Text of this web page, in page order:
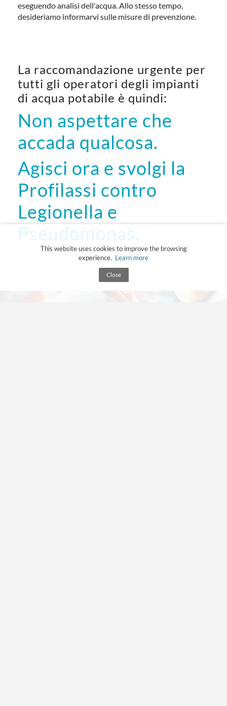
eseguendo analisi dell'acqua. Allo stesso tempo,
desideriamo informarvi sulle misure di prevenzione.
La raccomandazione urgente per
tutti gli operatori degli impianti
di acqua potabile è quindi:
Non aspettare che
accada qualcosa.
Agisci ora e svolgi la
Profilassi contro
Legionella e
Pseudomonas.
This website uses cookies to improve the browsing
experience. Learn more
Close